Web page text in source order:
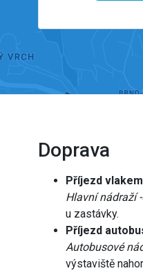
Doprava
Příjezd
Hlavní nádraží
u zastávky.
Příjezd
Autobusové
výstaviště